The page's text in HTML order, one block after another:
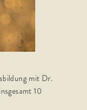
mit Dr.
10